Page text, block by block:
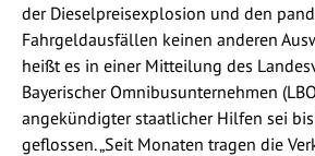
der Dieselpreisexplosion und den
Fahrgeldausfällen keinen anderen
heißt es in einer Mitteilung des
Bayerischer Omnibusunternehmen
angekündigter staatlicher Hilfen sei
geflossen. „Seit Monaten tragen die